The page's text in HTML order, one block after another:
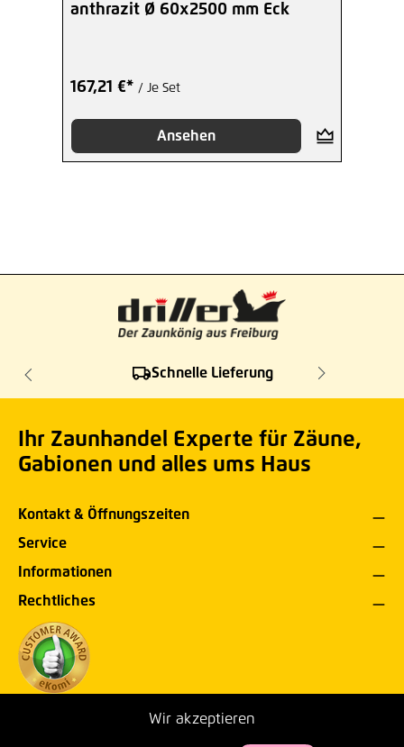
anthrazit Ø 60x2500 mm Eck
167,21 €* / Je Set
Ansehen
Schnelle Lieferung
Ihr Zaunhandel Experte für Zäune,
Gabionen und alles ums Haus
Kontakt & Öffnungszeiten
Service
Informationen
Rechtliches
Wir akzeptieren